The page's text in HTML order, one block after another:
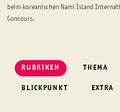
beim koreanischen Nami Island
Concours.
RUBRIKEN THEMA
BLICKPUNKT EXTRA